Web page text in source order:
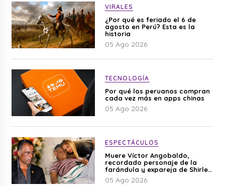
VIRALES
¿Por qué es feriado el 6 de
agosto en Perú? Esta es la
historia
05 Ago 2026
TECNOLOGÍA
Por qué los peruanos compran
cada vez más en apps chinas
05 Ago 2026
ESPECTÁCULOS
Muere Víctor Angobaldo,
recordado personaje de la
farándula y expareja de Shirley
Cherres
05 Ago 2026